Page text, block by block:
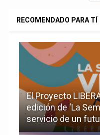
RECOMENDADO PARA TÍ
El Proyecto
edición de ‘La
servicio de un